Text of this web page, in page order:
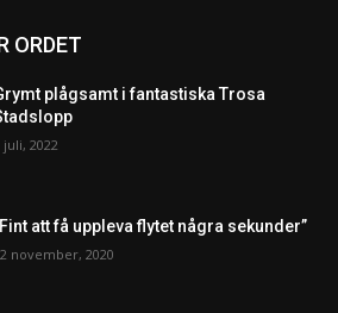
ORDET
plågsamt i fantastiska Trosa
juli, 2022
att få uppleva flytet några sekunder”
november, 2020